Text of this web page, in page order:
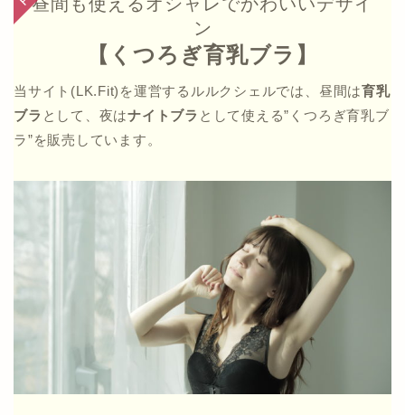
昼間も使えるオシャレでかわいいデザイ
ン
【くつろぎ育乳ブラ】
当サイト(LK.Fit)を運営するルルクシェルでは、昼間は育乳
ブラ として、夜はナイトブラ として使える”くつろぎ育乳ブ
ラ”を販売しています。